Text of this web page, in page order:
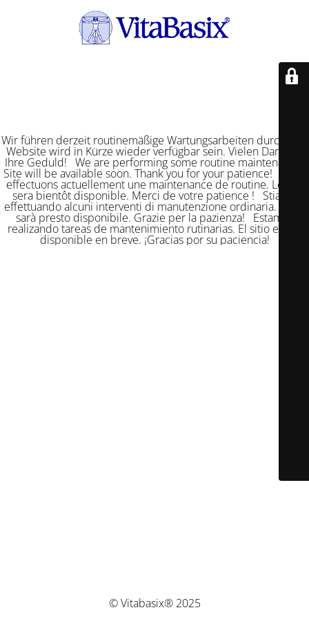
Wir führen derzeit routinemäßige Wartungsarbeiten durch. Die
Website wird in Kürze wieder verfügbar sein. Vielen Dank für
Ihre Geduld! We are performing some routine maintenance.
Site will be available soon. Thank you for your patience! Nous
effectuons actuellement une maintenance de routine. Le site
sera bientôt disponible. Merci de votre patience ! Stiamo
effettuando alcuni interventi di manutenzione ordinaria. Il sito
sarà presto disponibile. Grazie per la pazienza! Estamos
realizando tareas de mantenimiento rutinarias. El sitio estará
disponible en breve. ¡Gracias por su paciencia!
© Vitabasix® 2025